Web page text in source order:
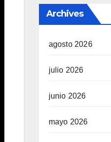
Archives
agosto 2026
julio 2026
junio 2026
mayo 2026